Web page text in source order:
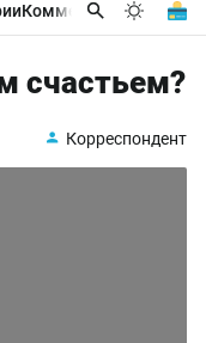
КомментарииБизнес
счастьем?
Корреспондент